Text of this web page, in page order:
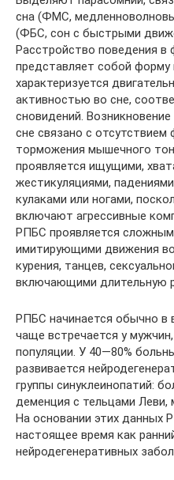
сна (ФМС,
(ФБС, сон с быстрыми
Расстройство поведения
представляет собой форму
характеризуется
активностью во сне,
сновидений.
сне связано с отсутствием
торможения мышечного
проявляется ищущими,
жестикуляциями,
кулаками или ногами,
включают агрессивные
РПБС проявляется
имитирующими движения
курения, танцев,
включающими длительную
РПБС начинается обычно в
чаще встречается у
популяции. У 40—80%
развивается
группы синуклеинопатий:
деменция с тельцами Леви,
На основании этих данных
настоящее время как
нейродегенеративных